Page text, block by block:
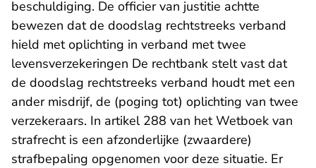
beschuldiging. De officier van justitie achtte
bewezen dat de doodslag rechtstreeks verband
hield met oplichting in verband met twee
levensverzekeringen De rechtbank stelt vast dat
de doodslag rechtstreeks verband houdt met een
ander misdrijf, de (poging tot) oplichting van twee
verzekeraars. In artikel 288 van het Wetboek van
strafrecht is een afzonderlijke (zwaardere)
strafbepaling opgenomen voor deze situatie. Er